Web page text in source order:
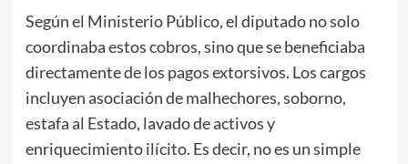
Según el Ministerio Público, el diputado no solo
coordinaba estos cobros, sino que se beneficiaba
directamente de los pagos extorsivos. Los cargos
incluyen asociación de malhechores, soborno,
estafa al Estado, lavado de activos y
enriquecimiento ilícito. Es decir, no es un simple